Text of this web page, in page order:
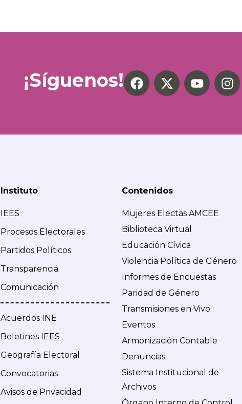
¡Síguenos!
Instituto
IEES
Procesos Electorales
Partidos Políticos
Transparencia
Comunicación
Acuerdos INE
Boletines IEES
Geografía Electoral
Convocatorias
Avisos de Privacidad
Contenidos
Mujeres Electas AMCEE
Biblioteca Virtual
Educación Cívica
Violencia Política de Género
Informes de Encuestas
Paridad de Género
Transmisiones en Vivo
Eventos
Armonización Contable
Denuncias
Sistema Institucional de
Archivos